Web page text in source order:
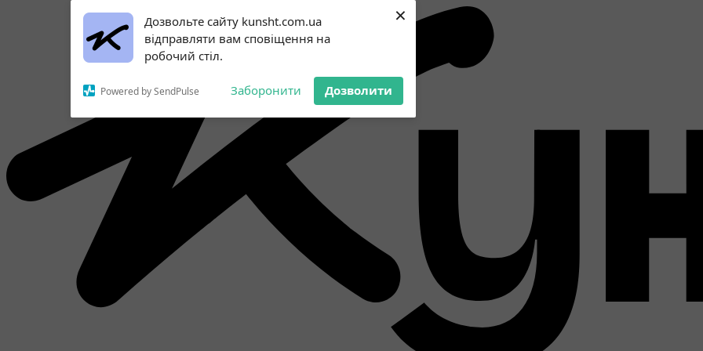
Дозвольте сайту kunsht.com.ua
відправляти вам сповіщення на
робочий стіл.
Powered by SendPulse Заборонити Дозволити
×
Subscribe to our
notifications!
To enable permission prompts, click
on the notification icon